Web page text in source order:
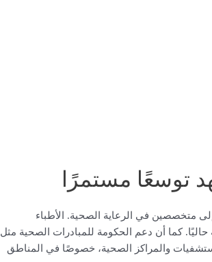
توسعًا مستمرًا
متخصصين في الرعاية الصحية. الأطباء
كما أن دعم الحكومة للمبادرات الصحية مثل
والمراكز الصحية، خصوصًا في المناطق